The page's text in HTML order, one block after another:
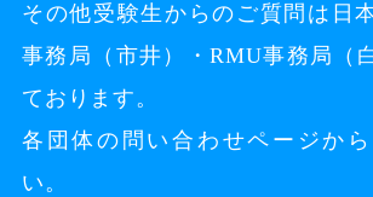
その他受験生からのご質問は 日
事務局（市井）・RMU事務局（
ております。
各団体の問い合わせページか
い。